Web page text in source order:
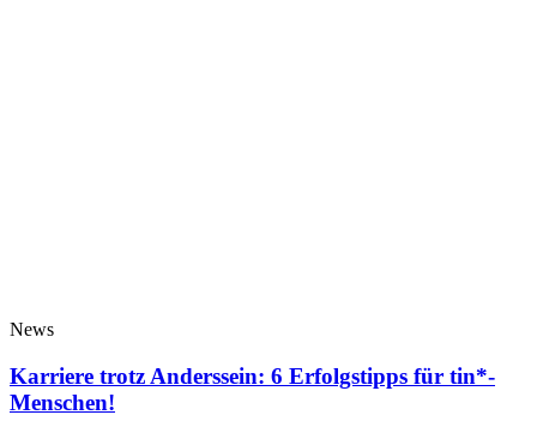
News
Karriere trotz Anderssein: 6 Erfolgstipps für tin*-
Menschen!